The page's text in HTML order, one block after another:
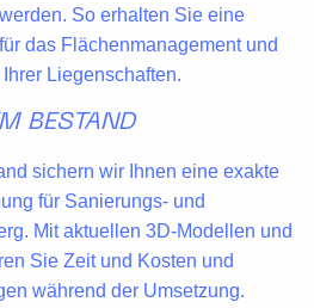
. So erhalten Sie eine
das Flächenmanagement und
Liegenschaften.
BESTAND
sichern wir Ihnen eine exakte
für Sanierungs- und
Mit aktuellen 3D-Modellen und
Sie Zeit und Kosten und
während der Umsetzung.